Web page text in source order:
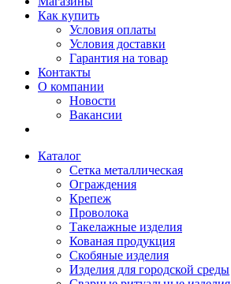
Как купить
Условия оплаты
Условия доставки
Гарантия на товар
Контакты
О компании
Новости
Вакансии
Каталог
Сетка металлическая
Ограждения
Крепеж
Проволока
Такелажные изделия
Кованая продукция
Скобяные изделия
Изделия для городской среды